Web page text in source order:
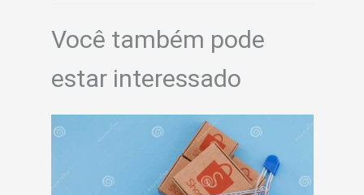
Você também pode
estar interessado